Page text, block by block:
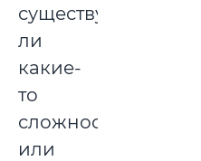
существуют
ли
какие-
то
сложности
или